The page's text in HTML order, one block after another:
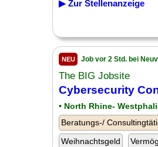
▶ Zur Stellenanzeige
NEU Job vor 2 Std. bei
The BIG Jobsite
Cybersecurity
• North Rhine-
Beratungs-/
Weihnachtsgeld